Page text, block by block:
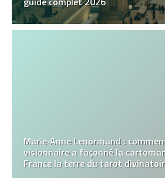
Marie‑Anne Lenormand :
visionnaire a façonné la
France la terre du tarot